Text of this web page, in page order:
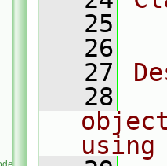
   25
   26
   27
   28
using